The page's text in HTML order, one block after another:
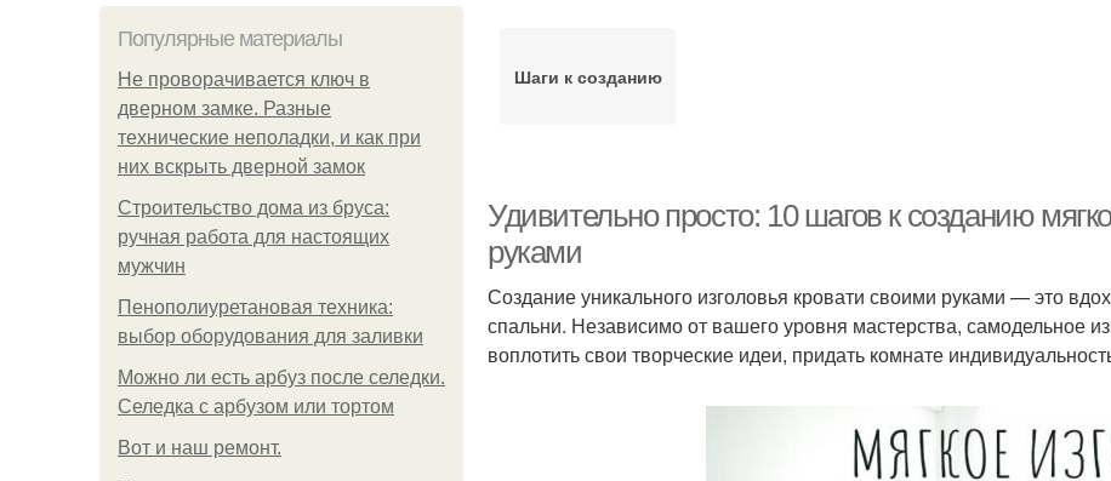
Популярные материалы
Не проворачивается ключ в
дверном замке. Разные
технические неполадки, и как при
них вскрыть дверной замок
Строительство дома из бруса:
ручная работа для настоящих
мужчин
Пенополиуретановая техника:
выбор оборудования для заливки
Можно ли есть арбуз после селедки.
Селедка с арбузом или тортом
Boт и наш ремoнт.
Шаги к созданию
Удивительно просто: 10 шагов к созданию
руками
Создание уникального изголовья кровати своими руками — это
спальни. Независимо от вашего уровня мастерства, самодельное
воплотить свои творческие идеи, придать комнате